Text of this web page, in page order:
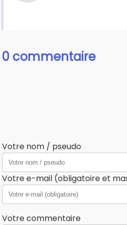
0 commentaire
Votre nom / pseudo
Votre e-mail (obligatoire et
Votre commentaire